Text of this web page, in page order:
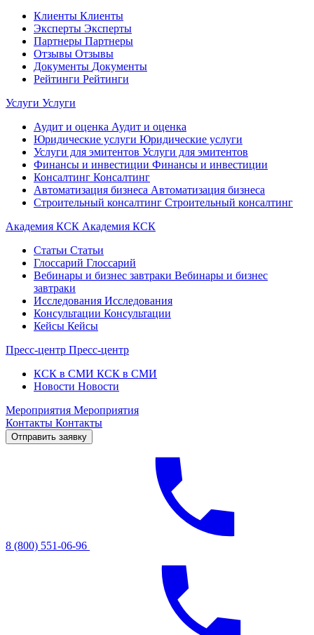
Клиенты Клиенты
Эксперты Эксперты
Партнеры Партнеры
Отзывы Отзывы
Документы Документы
Рейтинги Рейтинги
Услуги Услуги
Аудит и оценка Аудит и оценка
Юридические услуги Юридические услуги
Услуги для эмитентов Услуги для эмитентов
Финансы и инвестиции Финансы и инвестиции
Консалтинг Консалтинг
Автоматизация бизнеса Автоматизация бизнеса
Строительный консалтинг Строительный консалтинг
Академия КСК Академия КСК
Статьи Статьи
Глоссарий Глоссарий
Вебинары и бизнес завтраки Вебинары и бизнес
завтраки
Исследования Исследования
Консультации Консультации
Кейсы Кейсы
Пресс-центр Пресс-центр
КСК в СМИ КСК в СМИ
Новости Новости
Мероприятия Мероприятия
Контакты Контакты
Отправить заявку
8 (800) 551-06-96